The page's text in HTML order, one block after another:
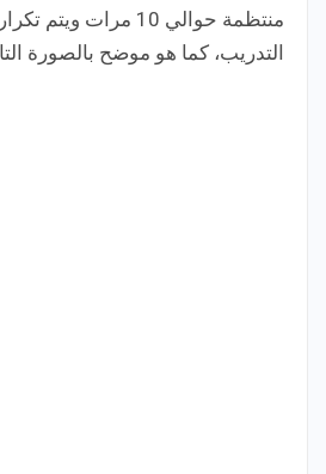
منتظمة حوالي 10 مرات
التدريب، كما هو موضح بالصورة